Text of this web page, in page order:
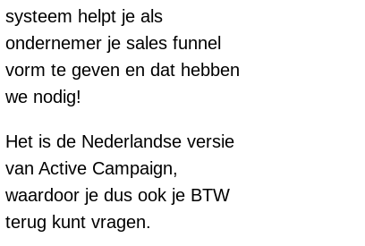
systeem helpt je als
ondernemer je sales funnel
vorm te geven en dat hebben
we nodig!
Het is de Nederlandse versie
van Active Campaign,
waardoor je dus ook je BTW
terug kunt vragen.